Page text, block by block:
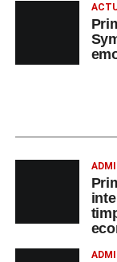
Primăria
apelului
cea de-a
de Sebeș”
participă,
perfecționare,
îndrumarea unor